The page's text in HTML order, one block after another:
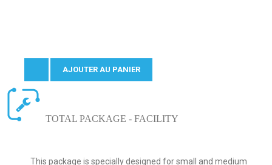
AJOUTER AU PANIER
TOTAL PACKAGE - FACILITY
This package is specially designed for small and medium